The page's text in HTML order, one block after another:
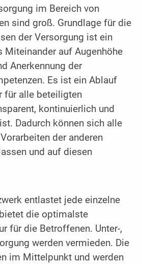
im Bereich von
sind groß. Grundlage für die
der Versorgung ist ein
Miteinander auf Augenhöhe
Anerkennung der
Es ist ein Ablauf
für alle beteiligten
kontinuierlich und
Dadurch können sich alle
der anderen
und auf diesen
entlastet jede einzelne
die optimalste
für die Betroffenen. Unter-,
werden vermieden. Die
im Mittelpunkt und werden